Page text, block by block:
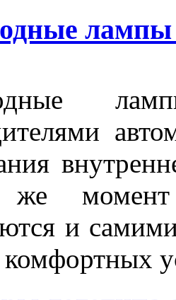
момент
и
комфортных